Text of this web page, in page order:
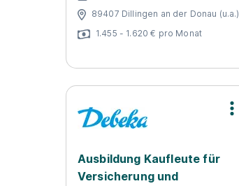
89407 Dillingen an der Donau (u.a.)
1.455 - 1.620 € pro Monat
Ausbildung Kaufleute für
Versicherung und